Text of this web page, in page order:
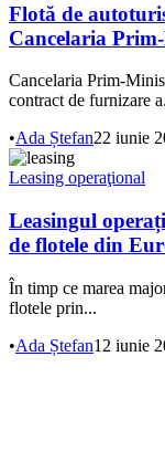
Flotă de
Cancelaria
Cancelaria Prim-
contract de furnizare
•Ada Ștefan22 iunie
Leasing operaţional
Leasingul
de flotele din
În timp ce marea
flotele prin...
•Ada Ștefan12 iunie